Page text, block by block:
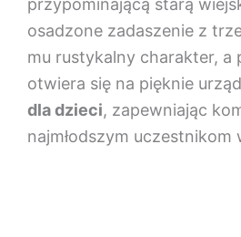
przypominającą starą
osadzone zadaszenie z
mu rustykalny charakter, a
otwiera się na pięknie
dla dzieci, zapewniając
najmłodszym uczestnikom